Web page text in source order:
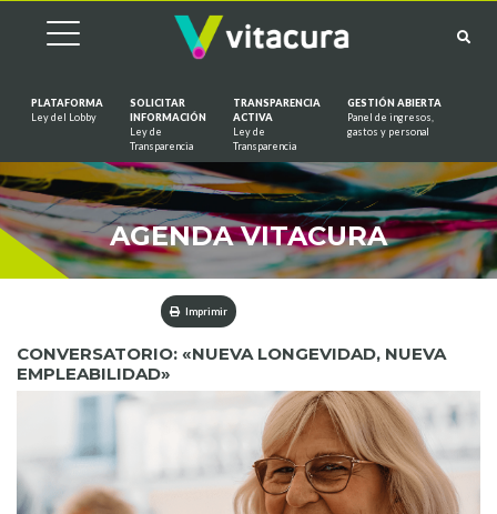
PLATAFORMA
Ley del Lobby
SOLICITAR
INFORMACIÓN
Ley de
Transparencia
TRANSPARENCIA
ACTIVA
Ley de
Transparencia
GESTIÓN ABIERTA
Panel de ingresos,
gastos y personal
AGENDA VITACURA
Imprimir
CONVERSATORIO: «NUEVA LONGEVIDAD, NUEVA
EMPLEABILIDAD»